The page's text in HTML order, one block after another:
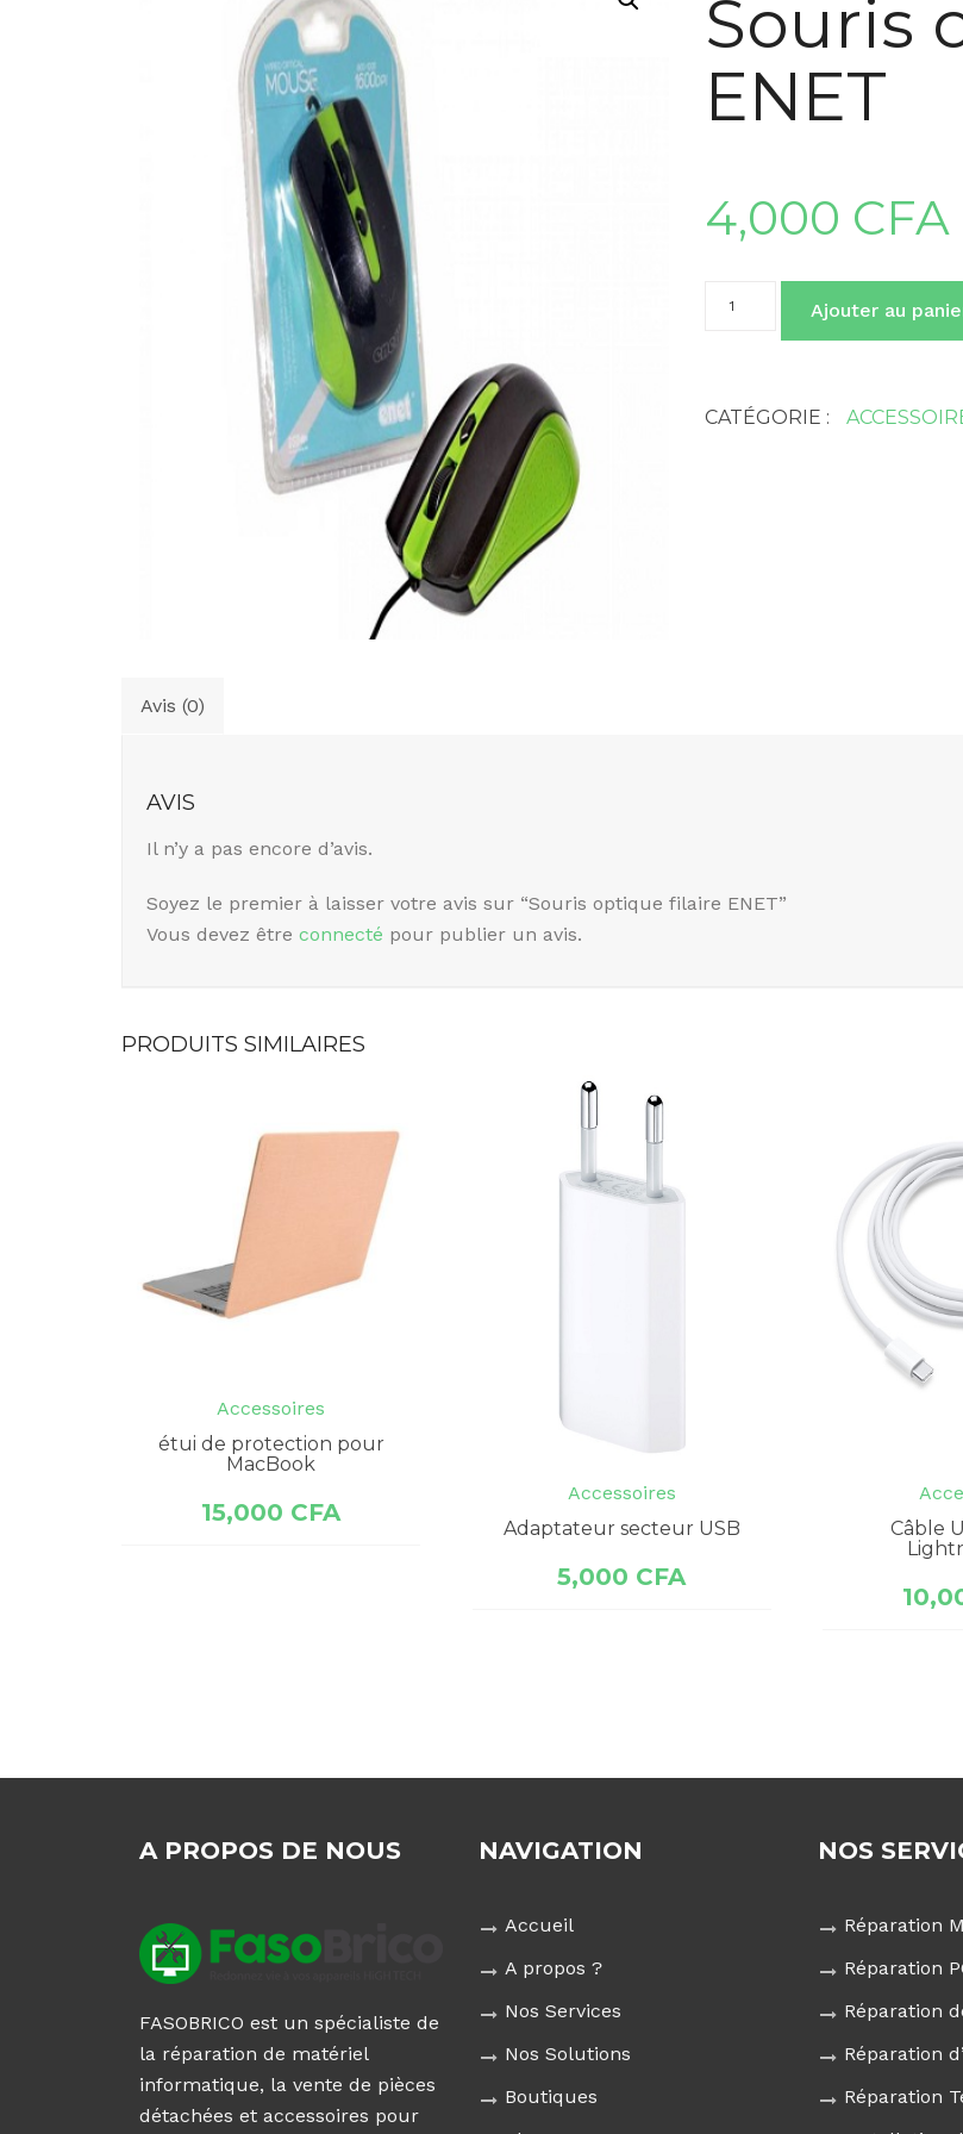
Souris
ENET
4,000 CFA
Ajouter au
CATÉGORIE :
Avis (0)
AVIS
Il n’y a pas encore d’avis.
Soyez le premier à laisser votre avis sur “Souris optique filaire ENET”
Vous devez être connecté pour publier un avis.
PRODUITS SIMILAIRES
Accessoires
étui de protection pour
MacBook
15,000 CFA
Accessoires
Adaptateur secteur USB
5,000 CFA
Câble
A PROPOS DE NOUS
FASOBRICO est un spécialiste de
la réparation de matériel
informatique, la vente de pièces
détachées et accessoires pour
NAVIGATION
Accueil
A propos ?
Nos Services
Nos Solutions
Boutiques
NOS
Réparation
Réparation
Réparation
Réparation
Réparation